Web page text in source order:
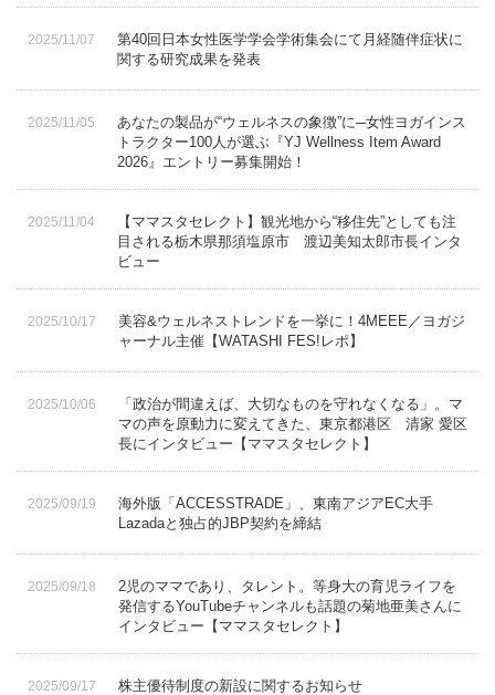
採用情報
お問い合わせ
English
2025/11/07
第40回日本女性医学学会学術集会にて月経随伴症状に
関する研究成果を発表
2025/11/05
あなたの製品が“ウェルネスの象徴”に─女性ヨガインス
トラクター100人が選ぶ『YJ Wellness Item Award
2026』エントリー募集開始！
2025/11/04
【ママスタセレクト】観光地から“移住先”としても注
目される栃木県那須塩原市 渡辺美知太郎市長インタ
ビュー
2025/10/17
美容&ウェルネストレンドを一挙に！4MEEE／ヨガジ
ャーナル主催【WATASHI FES!レポ】
2025/10/06
「政治が間違えば、大切なものを守れなくなる」。マ
マの声を原動力に変えてきた、東京都港区 清家 愛区
長にインタビュー【ママスタセレクト】
2025/09/19
海外版「ACCESSTRADE」、東南アジアEC大手
Lazadaと独占的JBP契約を締結
2025/09/18
2児のママであり、タレント。等身大の育児ライフを
発信するYouTubeチャンネルも話題の菊地亜美さんに
インタビュー【ママスタセレクト】
2025/09/17 株主優待制度の新設に関するお知らせ